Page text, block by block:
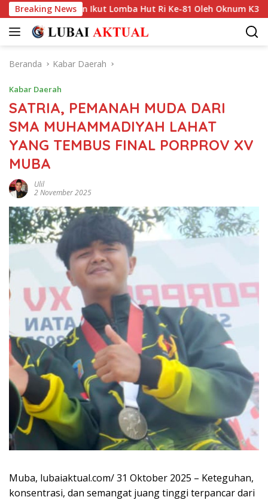
Langsung
ke
konten
Breaking News
Ikut Lomba Hut Ri Ke-81 Oleh Oknum K3s Sd
Beranda Kabar Daerah
Kabar Daerah
SATRIA, PEMANAH MUDA DARI
SMA MUHAMMADIYAH LAHAT
YANG TEMBUS FINAL PORPROV XV
MUBA
Ulil
2 November 2025
Muba, lubaiaktual.com/ 31 Oktober 2025 – Keteguhan,
konsentrasi, dan semangat juang tinggi terpancar dari